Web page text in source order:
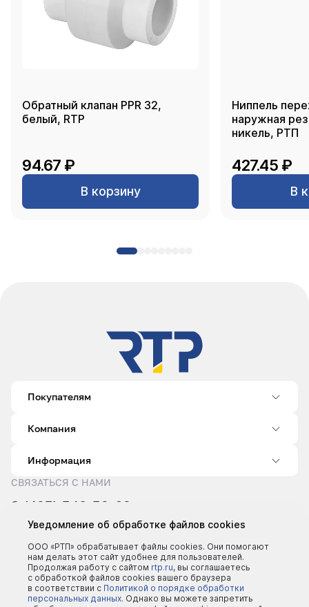
Обратный клапан PPR 32,
белый, RTP
94.67 ₽
В корзину
Ниппель
наружная
никель, РТП
427.45 ₽
В
Покупателям
Компания
Информация
СВЯЗАТЬСЯ С НАМИ
8 (495) 540-52-62
sale@rtp.ru
Пн–Пт: 9:00–18:00
Уведомление об обработке файлов cookies
ООО «РТП» обрабатывает файлы cookies. Они помогают
нам делать этот сайт удобнее для пользователей.
Продолжая работу с сайтом rtp.ru, вы соглашаетесь
с обработкой файлов cookies вашего браузера
в соответствии с Политикой о порядке обработки
персональных данных. Однако вы можете запретить